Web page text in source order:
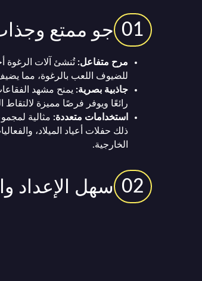
01 جو ممتع
مرح متفاعل: تُنشئ آلات الرغوة
للضيوف اللعب بالرغوة، مما
جاذبية بصرية: يمنح مشهد
رائعًا ويوفر فرصًا مميزة لالتقاط
استخدامات متعددة: مثالية
ذلك حفلات أعياد الميلاد،
الخارجية.
02 سهل الإعداد